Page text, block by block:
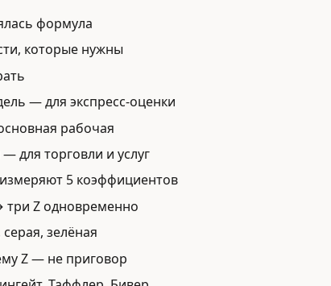
формула
которые нужны
— для экспресс-оценки
рабочая
для торговли и услуг
5 коэффициентов
Z одновременно
зелёная
Z — не приговор